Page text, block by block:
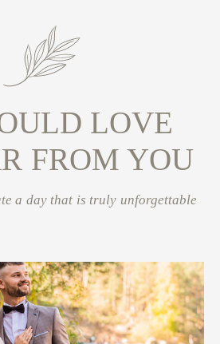
LOVE
FROM YOU
a day that is truly unforgettable